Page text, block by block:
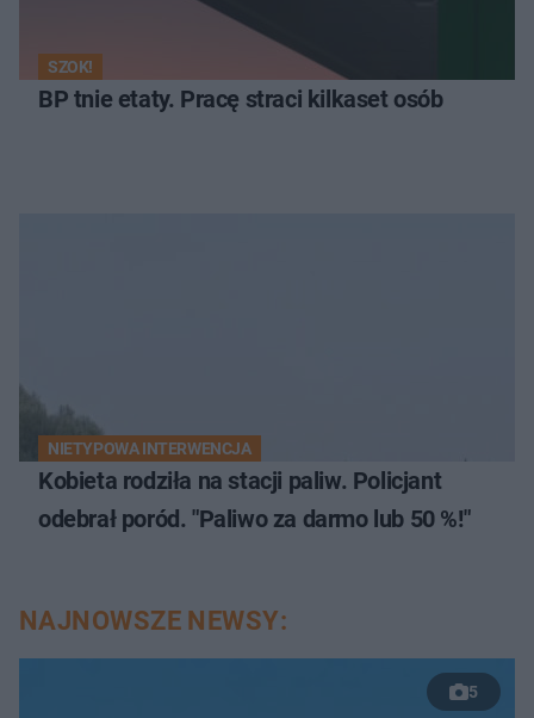
SZOK!
BP tnie etaty. Pracę straci kilkaset osób
NIETYPOWA INTERWENCJA
Kobieta rodziła na stacji paliw. Policjant
odebrał poród. "Paliwo za darmo lub 50 %!"
NAJNOWSZE NEWSY:
5